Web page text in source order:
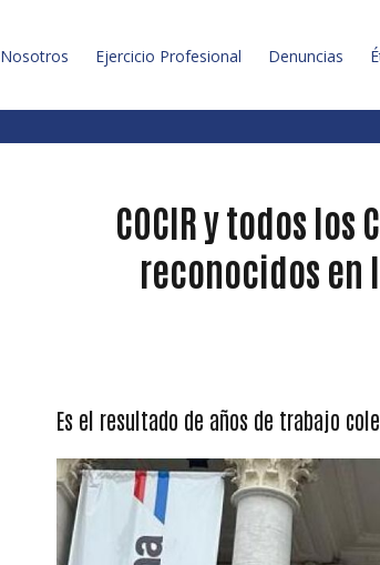
Nosotros Ejercicio Profesional Denuncias
COCIR y todos
reconocidos en
Es el resultado de años de trabajo